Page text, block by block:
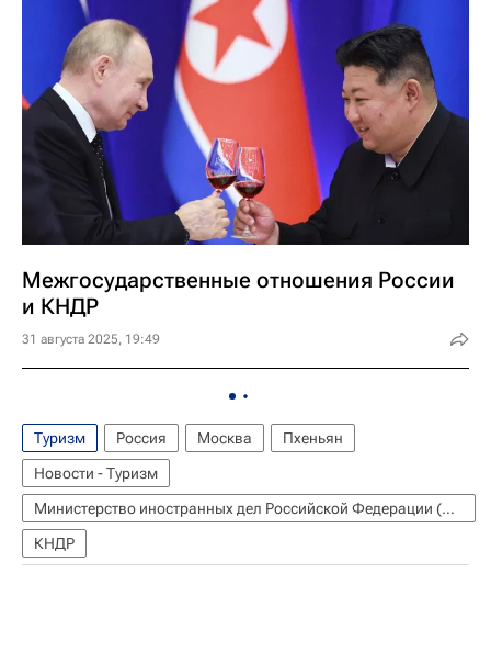
Межгосударственные отношения России
и КНДР
31 августа 2025, 19:49
Туризм Россия Москва
Пхеньян
Новости - Туризм
Министерство иностранных дел Российской Федерации (МИД РФ)
КНДР